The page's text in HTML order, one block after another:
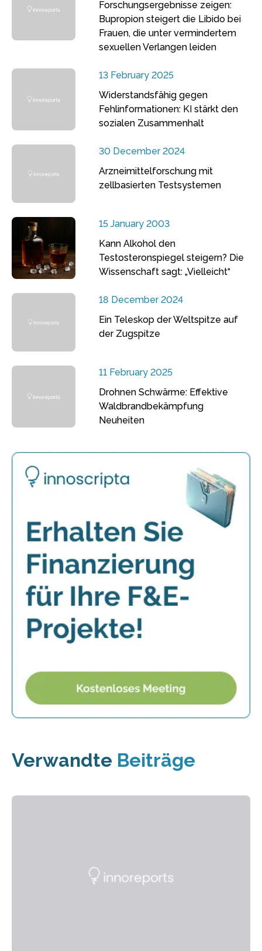
Forschungsergebnisse zeigen:
Bupropion steigert die Libido bei
Frauen, die unter vermindertem
sexuellen Verlangen leiden
13 February 2025
Widerstandsfähig gegen
Fehlinformationen: KI stärkt den
sozialen Zusammenhalt
30 December 2024
Arzneimittelforschung mit
zellbasierten Testsystemen
15 January 2003
Kann Alkohol den
Testosteronspiegel steigern? Die
Wissenschaft sagt: „Vielleicht“
18 December 2024
Ein Teleskop der Weltspitze auf
der Zugspitze
11 February 2025
Drohnen Schwärme: Effektive
Waldbrandbekämpfung
Neuheiten
Verwandte Beiträge